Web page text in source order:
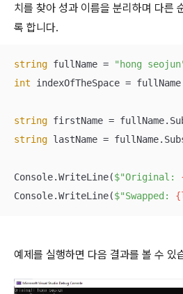
치를 찾아 성과 이름을 분리하며 다른
록 합니다.
string fullName = "hong
int indexOfTheSpace =
string firstName =
string lastName =
Console.WriteLine($"Original:
Console.WriteLine($"Swapped:
예제를 실행하면 다음 결과를 볼 수 있